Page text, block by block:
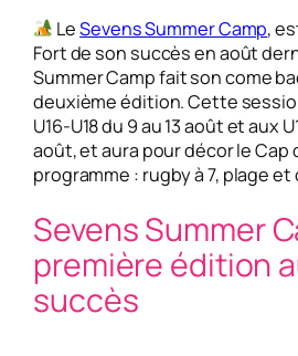
LeSevens Summer Camp,
Fort de son succès en août
Summer Camp fait son come
deuxième édition. Cette
U16-U18 du 9 au 13 août et aux
août, et aura pour décor le Cap
programme : rugby à 7, plage et
Sevens Summer
première édition
succès